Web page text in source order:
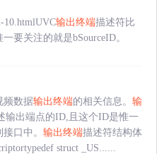
10.htmlUVC输出终端描述符比
要关注的就是bSourceID。
频数据输出终端的相关信息。 输
输出端点的ID,且这个ID是惟一
口中。 输出终端描述符结构体
struct _US......